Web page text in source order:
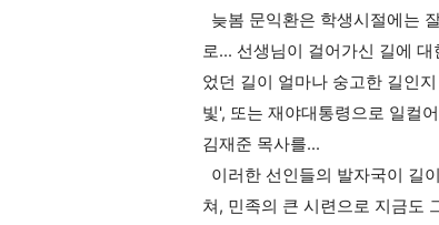
늦봄 문익환은 학생시절에는
로... 선생님이 걸어가신 길에
었던 길이 얼마나 숭고한 길인
빛', 또는 재야대통령으로 일컬
김재준 목사를...
이러한 선인들의 발자국이 길
쳐, 민족의 큰 시련으로 지금도